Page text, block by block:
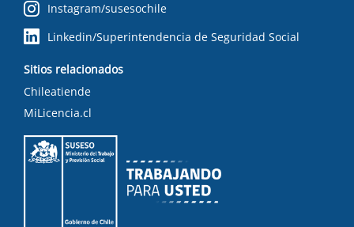
Instagram/susesochile
Linkedin/Superintendencia de Seguridad Social
Sitios relacionados
Chileatiende
MiLicencia.cl